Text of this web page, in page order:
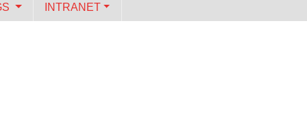
INTRANET